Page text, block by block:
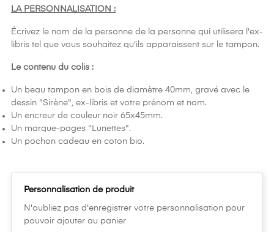
LA PERSONNALISATION :
Écrivez le nom de la personne de la personne qui utilisera l'ex-
libris tel que vous souhaitez qu'ils apparaissent sur le tampon.
Le contenu du colis :
Un beau tampon en bois de diamètre 40mm, gravé avec le
dessin "Sirène", ex-libris et votre prénom et nom.
Un encreur de couleur noir 65x45mm.
Un marque-pages "Lunettes".
Un pochon cadeau en coton bio.
Personnalisation de produit
N'oubliez pas d'enregistrer votre personnalisation pour
pouvoir ajouter au panier